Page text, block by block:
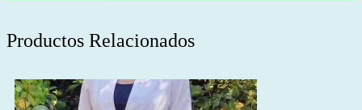
Productos Relacionados